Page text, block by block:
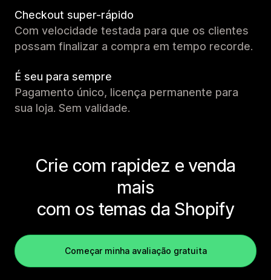
Checkout super-rápido
Com velocidade testada para que os clientes
possam finalizar a compra em tempo recorde.
É seu para sempre
Pagamento único, licença permanente para
sua loja. Sem validade.
Crie com rapidez e venda
mais
com os temas da Shopify
Começar minha avaliação gratuita